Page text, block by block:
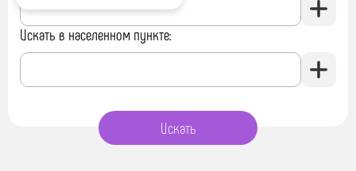
Искать в населенном пункте: